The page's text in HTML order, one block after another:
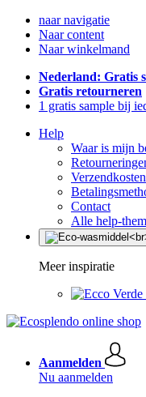
naar navigatie
Naar content
Naar winkelmand
Nederland: Gratis
Gratis retourneren
1 gratis sample bij
Help
Waar is mijn
Verzendkosten
Contact
Alle help-
Meer inspiratie
Aanmelden
Nu aanmelden